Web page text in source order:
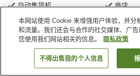
自动售货机
商店
首页 日本 长野县 山之内町 一之
搜索客房
本网站使用 Cookie 来增强用户体验，并分
和流量。我们还会与合作的社交媒体、广
您使用我们网站相关的信息。
隐私政策
不得出售我的个人信息